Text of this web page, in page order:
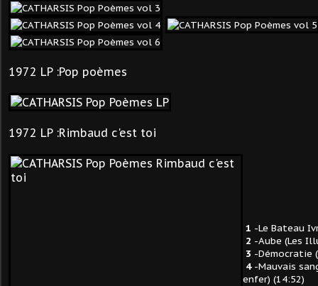
1972 LP :Pop poèmes
1972 LP :Rimbaud c'est toi
1 -Le Bateau
2 -Aube (Les
3 -Démocratie
4-Mauvais
enfer) (14:52)